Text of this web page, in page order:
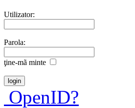
Utilizator:
Parola:
ţine-mã minte
OpenID?